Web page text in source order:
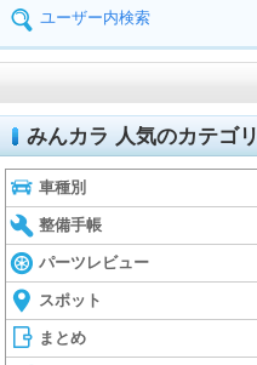
ユーザー内検索
みんカラ 人気のカテゴリ
車種別
整備手帳
パーツレビュー
スポット
まとめ